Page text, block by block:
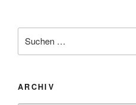
nach:
ARCHIV